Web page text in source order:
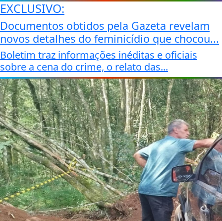
EXCLUSIVO:
Documentos obtidos pela Gazeta revelam
novos detalhes do feminicídio que chocou...
Boletim traz informações inéditas e oficiais
sobre a cena do crime, o relato das...